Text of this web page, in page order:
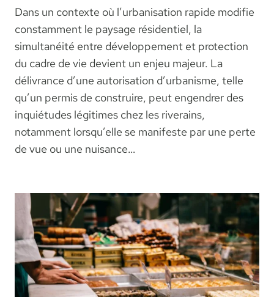
Dans un contexte où l’urbanisation rapide modifie
constamment le paysage résidentiel, la
simultanéité entre développement et protection
du cadre de vie devient un enjeu majeur. La
délivrance d’une autorisation d’urbanisme, telle
qu’un permis de construire, peut engendrer des
inquiétudes légitimes chez les riverains,
notamment lorsqu’elle se manifeste par une perte
de vue ou une nuisance…